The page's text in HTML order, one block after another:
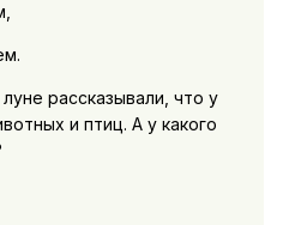
рассказывали, что у
и птиц. А у какого